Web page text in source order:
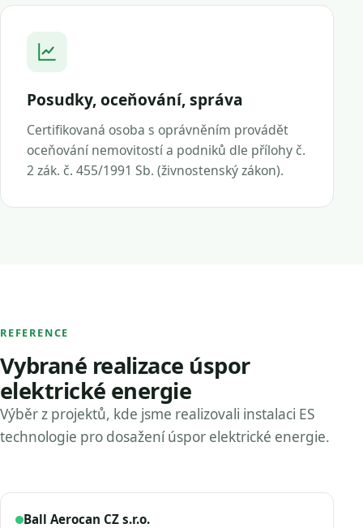
Posudky, oceňování, správa
Certifikovaná osoba s oprávněním provádět
oceňování nemovitostí a podniků dle přílohy č.
2 zák. č. 455/1991 Sb. (živnostenský zákon).
REFERENCE
Vybrané realizace úspor
elektrické energie
Výběr z projektů, kde jsme realizovali instalaci ES
technologie pro dosažení úspor elektrické energie.
Ball Aerocan CZ s.r.o.